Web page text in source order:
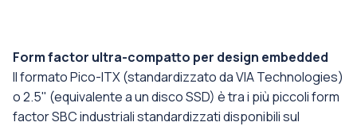
Form factor ultra-compatto per design embedded
Il formato Pico-ITX (standardizzato da VIA Technologies)
o 2.5" (equivalente a un disco SSD) è tra i più piccoli form
factor SBC industriali standardizzati disponibili sul